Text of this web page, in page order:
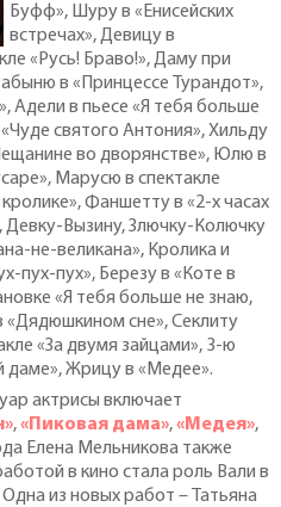
Буфф», Шуру в «Енисейских
встречах», Девицу в
«Русь! Браво!», Даму при
в «Принцессе Турандот»,
Адели в пьесе «Я тебя больше
святого Антония», Хильду
во дворянстве», Юлю в
Марусю в спектакле
Фаншетту в «2-х часах
Девку-Вызину, Злючку-Колючку
не-великана», Кролика и
пух-пух», Березу в «Коте в
«Я тебя больше не знаю,
«Дядюшкином сне», Секлиту
«За двумя зайцами», 3-ю
даме», Жрицу в «Медее».
актрисы включает
,«Пиковая дама»,«Медея»,
Елена Мельникова также
в кино стала роль Вали в
из новых работ – Татьяна